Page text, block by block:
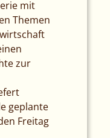
mit
Themen
zur
geplante
Freitag